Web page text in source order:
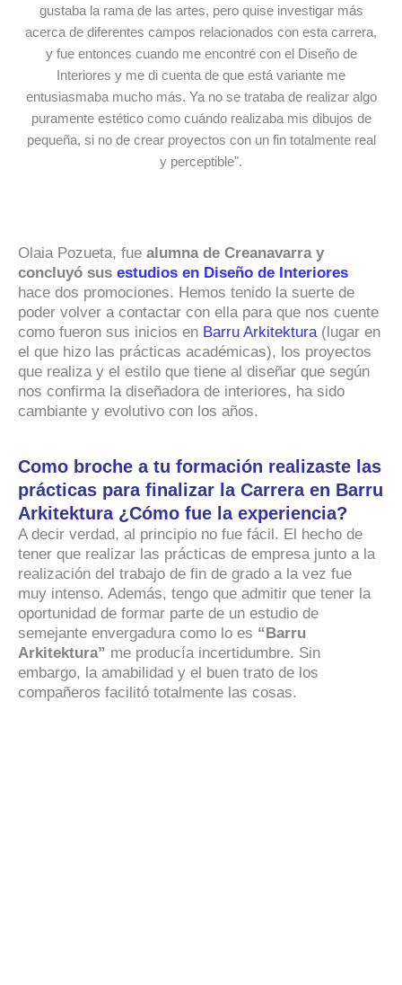
gustaba la rama de las artes, pero quise investigar más
acerca de diferentes campos relacionados con esta carrera,
y fue entonces cuando me encontré con el Diseño de
Interiores y me di cuenta de que está variante me
entusiasmaba mucho más. Ya no se trataba de realizar algo
puramente estético como cuándo realizaba mis dibujos de
pequeña, si no de crear proyectos con un fin totalmente real
y perceptible".
Olaia Pozueta, fue alumna de Creanavarra y
concluyó sus estudios en Diseño de Interiores
hace dos promociones. Hemos tenido la suerte de
poder volver a contactar con ella para que nos cuente
como fueron sus inicios en Barru Arkitektura(lugar en
el que hizo las prácticas académicas), los proyectos
que realiza y el estilo que tiene al diseñar que según
nos confirma la diseñadora de interiores, ha sido
cambiante y evolutivo con los años.
Como broche a tu formación realizaste las
prácticas para finalizar la Carrera en Barru
Arkitektura ¿Cómo fue la experiencia?
A decir verdad, al principio no fue fácil. El hecho de
tener que realizar las prácticas de empresa junto a la
realización del trabajo de fin de grado a la vez fue
muy intenso. Además, tengo que admitir que tener la
oportunidad de formar parte de un estudio de
semejante envergadura como lo es “Barru
Arkitektura” me producía incertidumbre. Sin
embargo, la amabilidad y el buen trato de los
compañeros facilitó totalmente las cosas.